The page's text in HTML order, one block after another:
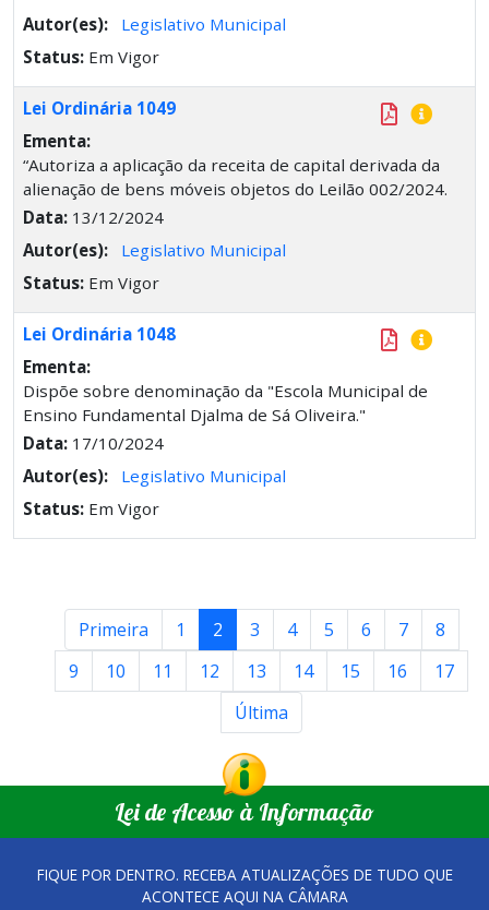
Autor(es):
Legislativo Municipal
Status: Em Vigor
Lei Ordinária 1049
Ementa:
“Autoriza a aplicação da receita de capital derivada da
alienação de bens móveis objetos do Leilão 002/2024.
Data: 13/12/2024
Autor(es):
Legislativo Municipal
Status: Em Vigor
Lei Ordinária 1048
Ementa:
Dispõe sobre denominação da "Escola Municipal de
Ensino Fundamental Djalma de Sá Oliveira."
Data: 17/10/2024
Autor(es):
Legislativo Municipal
Status: Em Vigor
Primeira 1 2 3 4 5 6 7
8
9
10 11 12 13 14 15 16
17
Última
Lei de Acesso à Informação
FIQUE POR DENTRO. RECEBA ATUALIZAÇÕES DE TUDO QUE
ACONTECE AQUI NA CÂMARA